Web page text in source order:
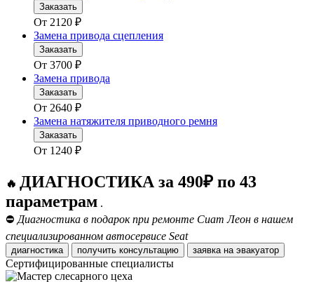
Заказать
От 2120 ₽
Замена привода сцепления
Заказать
От 3700 ₽
Замена привода
Заказать
От 2640 ₽
Замена натяжителя приводного ремня
Заказать
От 1240 ₽
🔥 ДИАГНОСТИКА за 490₽ по 43
параметрам .
⛔ Диагностика в подарок при ремонте Сиат Леон в нашем
специализированном автосервисе Seat
диагностика получить консультацию заявка на эвакуатор
Сертифицированные специалисты